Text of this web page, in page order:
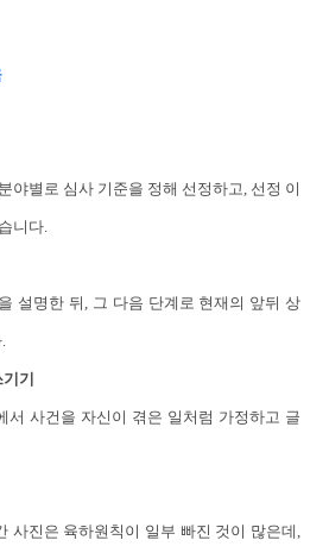
야별로 심사 기준을 정해 선정하고, 선정 이
니다.
설명한 뒤, 그 다음 단계로 현재의 앞뒤 상
기
서 사건을 자신이 겪은 일처럼 가정하고 글
사진은 육하원칙이 일부 빠진 것이 많은데,